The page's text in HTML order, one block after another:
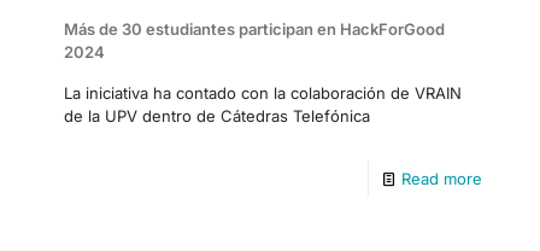
Más de 30 estudiantes participan en HackForGood
2024
La iniciativa ha contado con la colaboración de VRAIN
de la UPV dentro de Cátedras Telefónica
Read more